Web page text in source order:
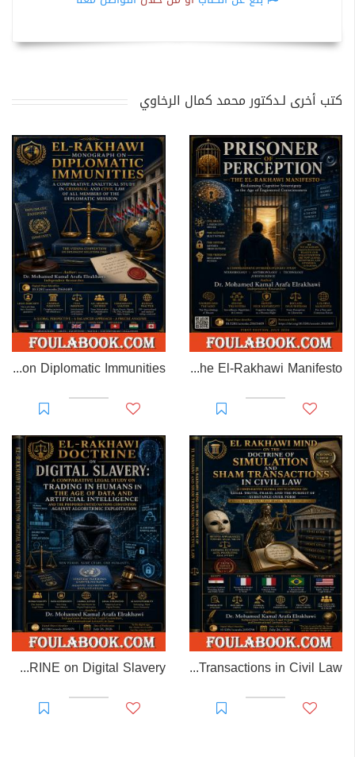
كتب أخرى لـدكتور محمد كمال الرخاوي
Prisoner of Perception: The El-Rakhawi Manifesto
EL-RAKHAWI MONOGRAPH on Diplomatic Immunities
EL RAKHAWI MIND on the Doctrine of Simulation and Sham Transactions in Civil Law
EL-RAKHAWI DOCTRINE on Digital Slavery